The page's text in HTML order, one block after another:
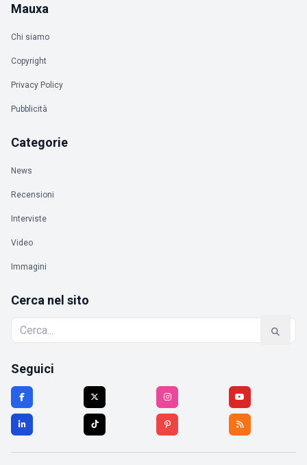
Mauxa
Chi siamo
Copyright
Privacy Policy
Pubblicità
Categorie
News
Recensioni
Interviste
Video
Immagini
Cerca nel sito
Seguici